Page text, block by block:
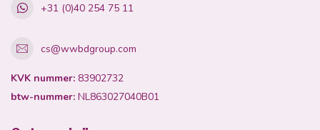
+31 (0)40 254 75 11
cs@wwbdgroup.com
KVK nummer: 83902732
btw-nummer: NL863027040B01